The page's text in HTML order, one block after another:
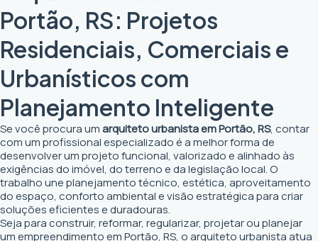
Portão, RS: Projetos
Residenciais, Comerciais e
Urbanísticos com
Planejamento Inteligente
Se você procura umarquiteto urbanista em Portão, RS, contar
com um profissional especializado é a melhor forma de
desenvolver um projeto funcional, valorizado e alinhado às
exigências do imóvel, do terreno e da legislação local. O
trabalho une planejamento técnico, estética, aproveitamento
do espaço, conforto ambiental e visão estratégica para criar
soluções eficientes e duradouras.
Seja para construir, reformar, regularizar, projetar ou planejar
um empreendimento em Portão, RS, o arquiteto urbanista atua